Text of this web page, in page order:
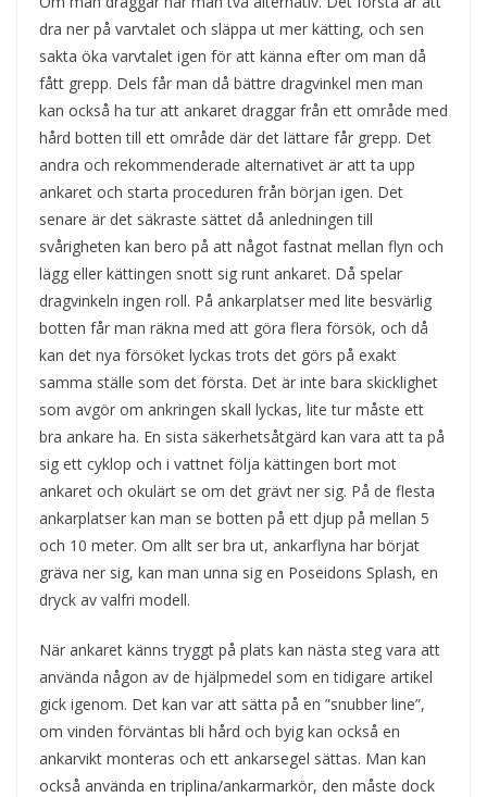
dra ner på varvtalet och släppa ut mer kätting, och sen
sakta öka varvtalet igen för att känna efter om man då
fått grepp. Dels får man då bättre dragvinkel men man
kan också ha tur att ankaret draggar från ett område med
hård botten till ett område där det lättare får grepp. Det
andra och rekommenderade alternativet är att ta upp
ankaret och starta proceduren från början igen. Det
senare är det säkraste sättet då anledningen till
svårigheten kan bero på att något fastnat mellan flyn och
lägg eller kättingen snott sig runt ankaret. Då spelar
dragvinkeln ingen roll. På ankarplatser med lite besvärlig
botten får man räkna med att göra flera försök, och då
kan det nya försöket lyckas trots det görs på exakt
samma ställe som det första. Det är inte bara skicklighet
som avgör om ankringen skall lyckas, lite tur måste ett
bra ankare ha. En sista säkerhetsåtgärd kan vara att ta på
sig ett cyklop och i vattnet följa kättingen bort mot
ankaret och okulärt se om det grävt ner sig. På de flesta
ankarplatser kan man se botten på ett djup på mellan 5
och 10 meter. Om allt ser bra ut, ankarflyna har börjat
gräva ner sig, kan man unna sig en Poseidons Splash, en
dryck av valfri modell.
När ankaret känns tryggt på plats kan nästa steg vara att
använda någon av de hjälpmedel som en tidigare artikel
gick igenom. Det kan var att sätta på en ”snubber line”,
om vinden förväntas bli hård och byig kan också en
ankarvikt monteras och ett ankarsegel sättas. Man kan
också använda en triplina/ankarmarkör, den måste dock